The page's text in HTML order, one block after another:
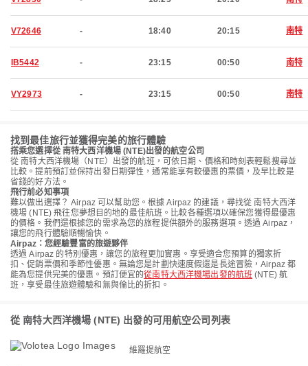
V72646 - 18:40 20:15 南特
IB5442 - 23:15 00:50 南特
VY2973 - 23:15 00:50 南特
找到最佳旅行並獲得完美的旅行體驗
搭乘您選擇從 南特大西洋機場 (NTE)出發的航空公司
從 南特大西洋機場（NTE）出發的航班，可依日期、價格和時刻表輕鬆搜尋並
比較。提前預訂並保持出發日期彈性，通常能享有較優惠的票價，及早比較是
省錢的好方法。
飛行前必知事項
難以做出選擇？ Airpaz 可以幫助您。根據 Airpaz 的建議，尋找從 南特大西洋
機場 (NTE) 飛往您夢想目的地的最佳航班。比較各種選項以確保您獲得最優惠
的價格。我們還根據您的需求為您的旅程提供額外的服務選項。透過 Airpaz，
讓您的飛行體驗順暢愉快。
Airpaz：您經驗豐富的旅遊夥伴
透過 Airpaz 的特別優惠，讓您的旅程更加實惠。享受適合您預算的獨家折
扣、促銷票價和季節性優惠。無論您是計劃快速度假還是長途冒險，Airpaz 都
能為您提供完美的優惠。預訂便宜的從南特大西洋機場出發的航班 (NTE) 航
班，享受最佳旅遊體驗和無與倫比的折扣。
從 南特大西洋機場 (NTE) 出發的可用航空公司列表
維羅提航空